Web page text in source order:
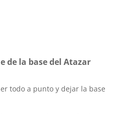
de la base del Atazar
todo a punto y dejar la base